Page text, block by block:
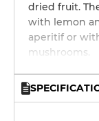
dried fruit.
with lemon
aperitif or
mushrooms.